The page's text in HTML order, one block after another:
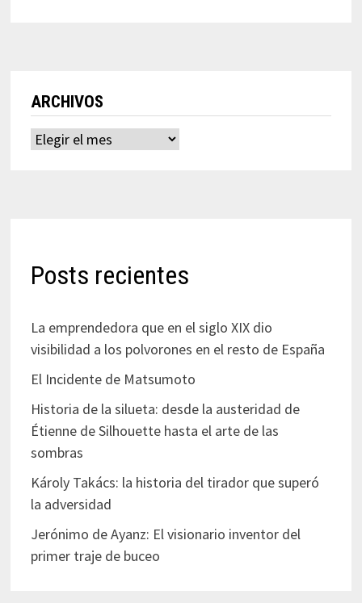
ARCHIVOS
Archivos
Posts recientes
La emprendedora que en el siglo XIX dio
visibilidad a los polvorones en el resto de España
El Incidente de Matsumoto
Historia de la silueta: desde la austeridad de
Étienne de Silhouette hasta el arte de las
sombras
Károly Takács: la historia del tirador que superó
la adversidad
Jerónimo de Ayanz: El visionario inventor del
primer traje de buceo